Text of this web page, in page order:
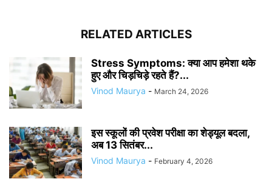
RELATED ARTICLES
Stress Symptoms: क्या आप हमेशा थके
हुए और चिड़चिड़े रहते हैं?...
Vinod Maurya - March 24, 2026
इस स्कूलों की प्रवेश परीक्षा का शेड्यूल बदला,
अब 13 सितंबर...
Vinod Maurya - February 4, 2026